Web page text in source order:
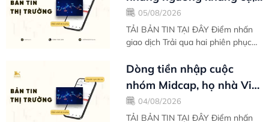
VN-Index nghỉ chân sau
nỗ lực phục...
05/08/2026
TẢI BẢN TIN TẠI ĐÂY Điểm nhấn
giao dịch Trải qua hai phiên phục
tạm nghỉ chân khi áp lực chốt lời
có...
Dòng tiền nhập cuộc
nhóm Midcap, họ nhà Vin
gồng gánh biên độ tăng
điểm toàn thị...
04/08/2026
TẢI BẢN TIN TẠI ĐÂY Điểm nhấn